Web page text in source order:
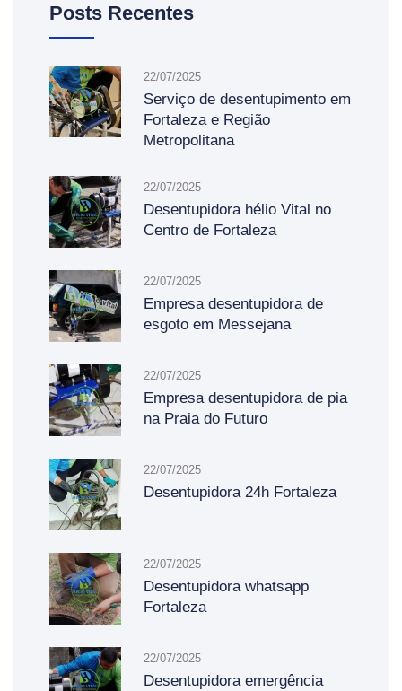
Posts Recentes
22/07/2025
Serviço de desentupimento em
Fortaleza e Região
Metropolitana
22/07/2025
Desentupidora hélio Vital no
Centro de Fortaleza
22/07/2025
Empresa desentupidora de
esgoto em Messejana
22/07/2025
Empresa desentupidora de pia
na Praia do Futuro
22/07/2025
Desentupidora 24h Fortaleza
22/07/2025
Desentupidora whatsapp
Fortaleza
22/07/2025
Desentupidora emergência